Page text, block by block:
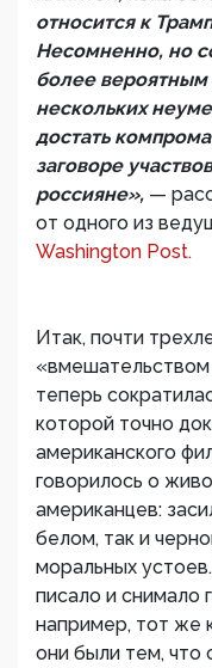
относится к
Несомненно, но
более вероятным
нескольких
достать
заговоре
россияне», —
от одного из
Washington Post.
Итак, почти
теперь
которой точно
американского
говорилось о
американцев:
белом, так и
моральных
писало и снимало
например, тот же
они были тем, что